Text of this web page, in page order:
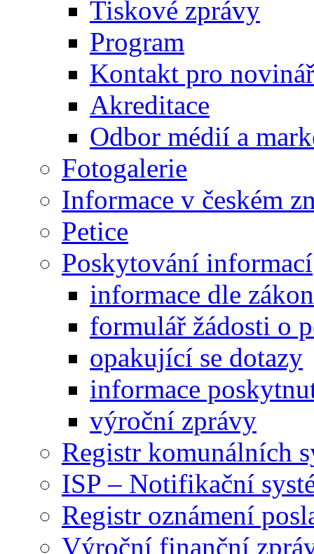
Tiskové zprávy
Program
Kontakt pro
Akreditace
Odbor médií a
Fotogalerie
Informace v českém
Petice
Poskytování informací
informace dle
formulář žádosti o
opakující se dotazy
informace
výroční zprávy
Registr komunálních
ISP – Notifikační
Registr oznámení
Výroční finanční